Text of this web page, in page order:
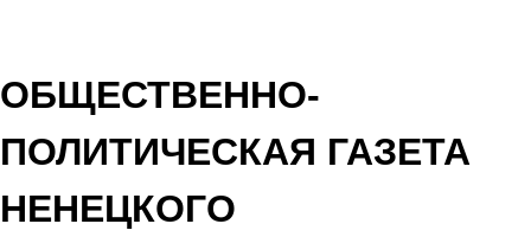
ОБЩЕСТВЕННО-
ПОЛИТИЧЕСКАЯ ГАЗЕТА
НЕНЕЦКОГО